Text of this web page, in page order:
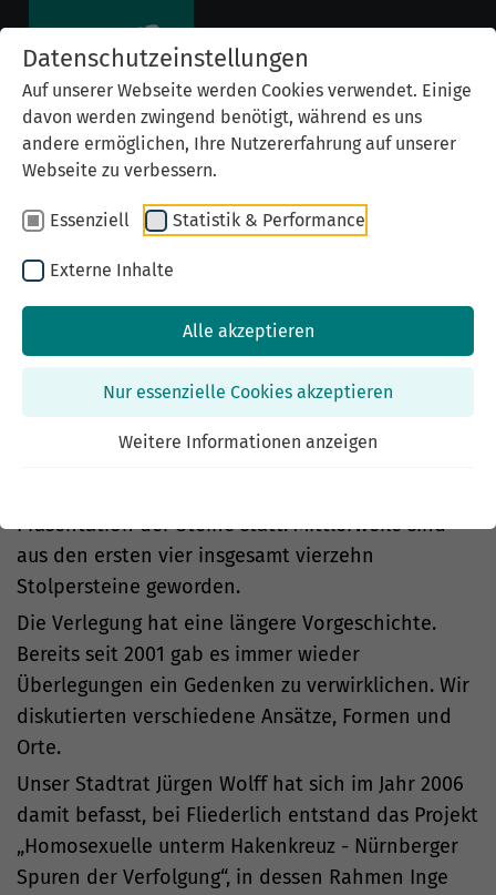
Datenschutzeinstellungen
Auf unserer Webseite werden Cookies verwendet. Einige
davon werden zwingend benötigt, während es uns
andere ermöglichen, Ihre Nutzererfahrung auf unserer
Webseite zu verbessern.
Essenziell Statistik & Performance
Externe Inhalte
Alle akzeptieren
Nur essenzielle Cookies akzeptieren
Weitere Informationen anzeigen
Statement von Fliederlich e.V. zur
Stolpersteinverlegung
Im Oktober 2017 war es soweit, die ersten vier
Stolpersteine für homosexuelle Opfer des
Nationalsozialismus in Nürnberg wurden durch
den Künstler Gunter Demnig verlegt.
Oberbürgermeister Ulrich Maly übernahm die
Präsentation der Steine statt. Mittlerweile sind
aus den ersten vier insgesamt vierzehn
Stolpersteine geworden.
Die Verlegung hat eine längere Vorgeschichte.
Bereits seit 2001 gab es immer wieder
Überlegungen ein Gedenken zu verwirklichen. Wir
diskutierten verschiedene Ansätze, Formen und
Orte.
Unser Stadtrat Jürgen Wolff hat sich im Jahr 2006
damit befasst, bei Fliederlich entstand das Projekt
„Homosexuelle unterm Hakenkreuz - Nürnberger
Spuren der Verfolgung“, in dessen Rahmen Inge